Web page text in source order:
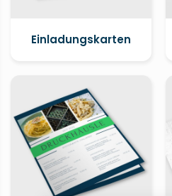
Einladungskarten